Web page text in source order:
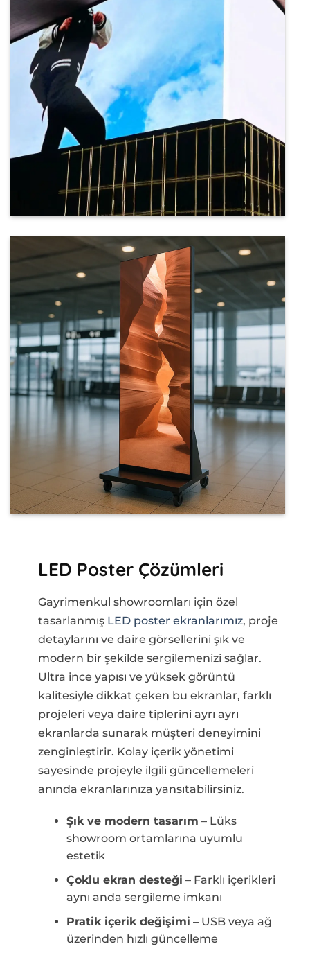
LED Poster Çözümleri
Gayrimenkul showroomları için özel
tasarlanmış LED poster ekranlarımız, proje
detaylarını ve daire görsellerini şık ve
modern bir şekilde sergilemenizi sağlar.
Ultra ince yapısı ve yüksek görüntü
kalitesiyle dikkat çeken bu ekranlar, farklı
projeleri veya daire tiplerini ayrı ayrı
ekranlarda sunarak müşteri deneyimini
zenginleştirir. Kolay içerik yönetimi
sayesinde projeyle ilgili güncellemeleri
anında ekranlarınıza yansıtabilirsiniz.
Şık ve modern tasarım – Lüks
showroom ortamlarına uyumlu
estetik
Çoklu ekran desteği – Farklı içerikleri
aynı anda sergileme imkanı
Pratik içerik değişimi – USB veya ağ
üzerinden hızlı güncelleme